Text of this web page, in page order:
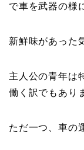
で車を武器の様
新鮮味があった
主人公の青年は
働く訳でもあり
ただ一つ、車の